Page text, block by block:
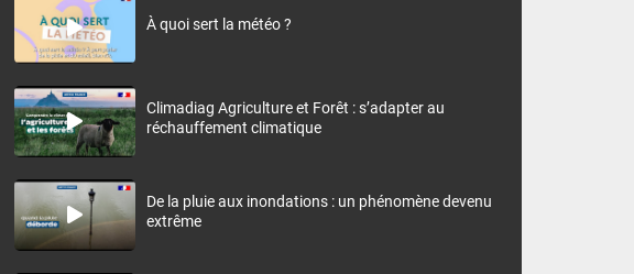
À quoi sert la météo ?
Climadiag Agriculture et Forêt : s’adapter au
réchauffement climatique
De la pluie aux inondations : un phénomène devenu
extrême